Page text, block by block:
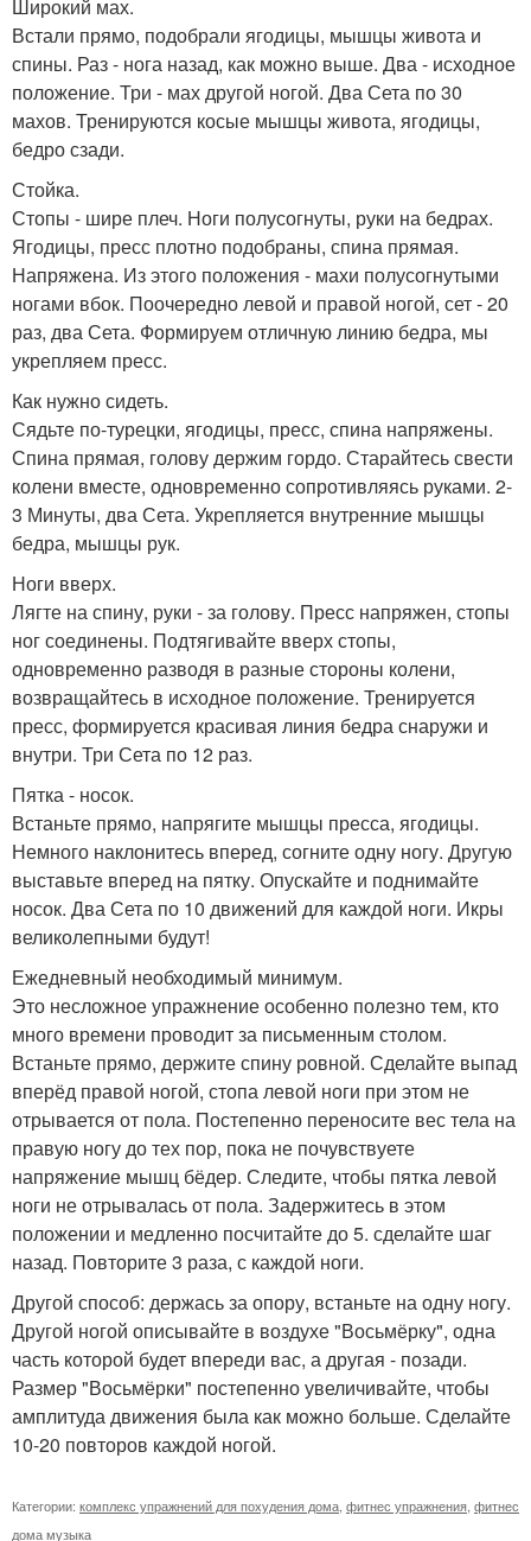
Широкий мах.
Встали прямо, подобрали ягодицы, мышцы живота и
спины. Раз - нога назад, как можно выше. Два - исходное
положение. Три - мах другой ногой. Два Сета по 30
махов. Тренируются косые мышцы живота, ягодицы,
бедро сзади.
Стойка.
Стопы - шире плеч. Ноги полусогнуты, руки на бедрах.
Ягодицы, пресс плотно подобраны, спина прямая.
Напряжена. Из этого положения - махи полусогнутыми
ногами вбок. Поочередно левой и правой ногой, сет - 20
раз, два Сета. Формируем отличную линию бедра, мы
укрепляем пресс.
Как нужно сидеть.
Сядьте по-турецки, ягодицы, пресс, спина напряжены.
Спина прямая, голову держим гордо. Старайтесь свести
колени вместе, одновременно сопротивляясь руками. 2-
3 Минуты, два Сета. Укрепляется внутренние мышцы
бедра, мышцы рук.
Ноги вверх.
Лягте на спину, руки - за голову. Пресс напряжен, стопы
ног соединены. Подтягивайте вверх стопы,
одновременно разводя в разные стороны колени,
возвращайтесь в исходное положение. Тренируется
пресс, формируется красивая линия бедра снаружи и
внутри. Три Сета по 12 раз.
Пятка - носок.
Встаньте прямо, напрягите мышцы пресса, ягодицы.
Немного наклонитесь вперед, согните одну ногу. Другую
выставьте вперед на пятку. Опускайте и поднимайте
носок. Два Сета по 10 движений для каждой ноги. Икры
великолепными будут!
Ежедневный необходимый минимум.
Это несложное упражнение особенно полезно тем, кто
много времени проводит за письменным столом.
Встаньте прямо, держите спину ровной. Сделайте выпад
вперёд правой ногой, стопа левой ноги при этом не
отрывается от пола. Постепенно переносите вес тела на
правую ногу до тех пор, пока не почувствуете
напряжение мышц бёдер. Следите, чтобы пятка левой
ноги не отрывалась от пола. Задержитесь в этом
положении и медленно посчитайте до 5. сделайте шаг
назад. Повторите 3 раза, с каждой ноги.
Другой способ: держась за опору, встаньте на одну ногу.
Другой ногой описывайте в воздухе "Восьмёрку", одна
часть которой будет впереди вас, а другая - позади.
Размер "Восьмёрки" постепенно увеличивайте, чтобы
амплитуда движения была как можно больше. Сделайте
10-20 повторов каждой ногой.
Категории: комплекс упражнений для похудения дома фитнес упражнения фитнес
дома музыка